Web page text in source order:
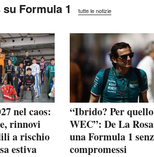
Formula 1 tutte le notizie
nel caos:
rinnovi
a rischio
estiva
“Ibrido? Per
WEC”: De La
una Formula 1
compromessi